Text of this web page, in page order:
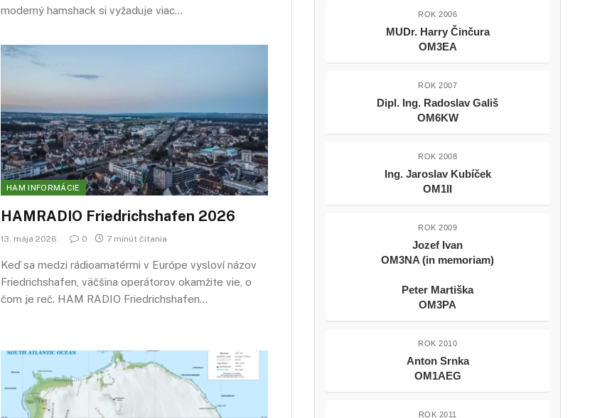
moderný hamshack si vyžaduje viac…
HAM INFORMÁCIE
HAMRADIO Friedrichshafen 2026
13. mája 2026 0 7 minút čítania
Keď sa medzi rádioamatérmi v Európe vysloví názov
Friedrichshafen, väčšina operátorov okamžite vie, o
čom je reč. HAM RADIO Friedrichshafen…
ROK 2006
MUDr. Harry Činčura
OM3EA
ROK 2007
Dipl. Ing. Radoslav Gališ
OM6KW
ROK 2008
Ing. Jaroslav Kubíček
OM1II
ROK 2009
Jozef Ivan
OM3NA (in memoriam)
Peter Martiška
OM3PA
ROK 2010
Anton Srnka
OM1AEG
ROK 2011